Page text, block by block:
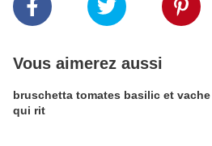
Vous aimerez aussi
bruschetta tomates basilic et vache
qui rit